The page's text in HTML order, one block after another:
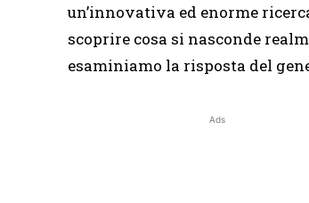
un’innovativa ed enorme
scoprire cosa si nasconde
esaminiamo la risposta del
Ads